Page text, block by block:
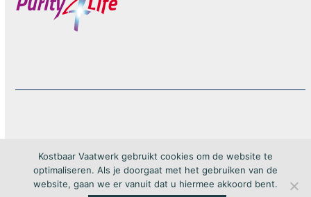
Copyright by Kostbaar Vaatwerk 2026 – webdesign by 20Forma
reserved
Kostbaar Vaatwerk gebruikt cookies om de website te
optimaliseren. Als je doorgaat met het gebruiken van de
website, gaan we er vanuit dat u hiermee akkoord bent.